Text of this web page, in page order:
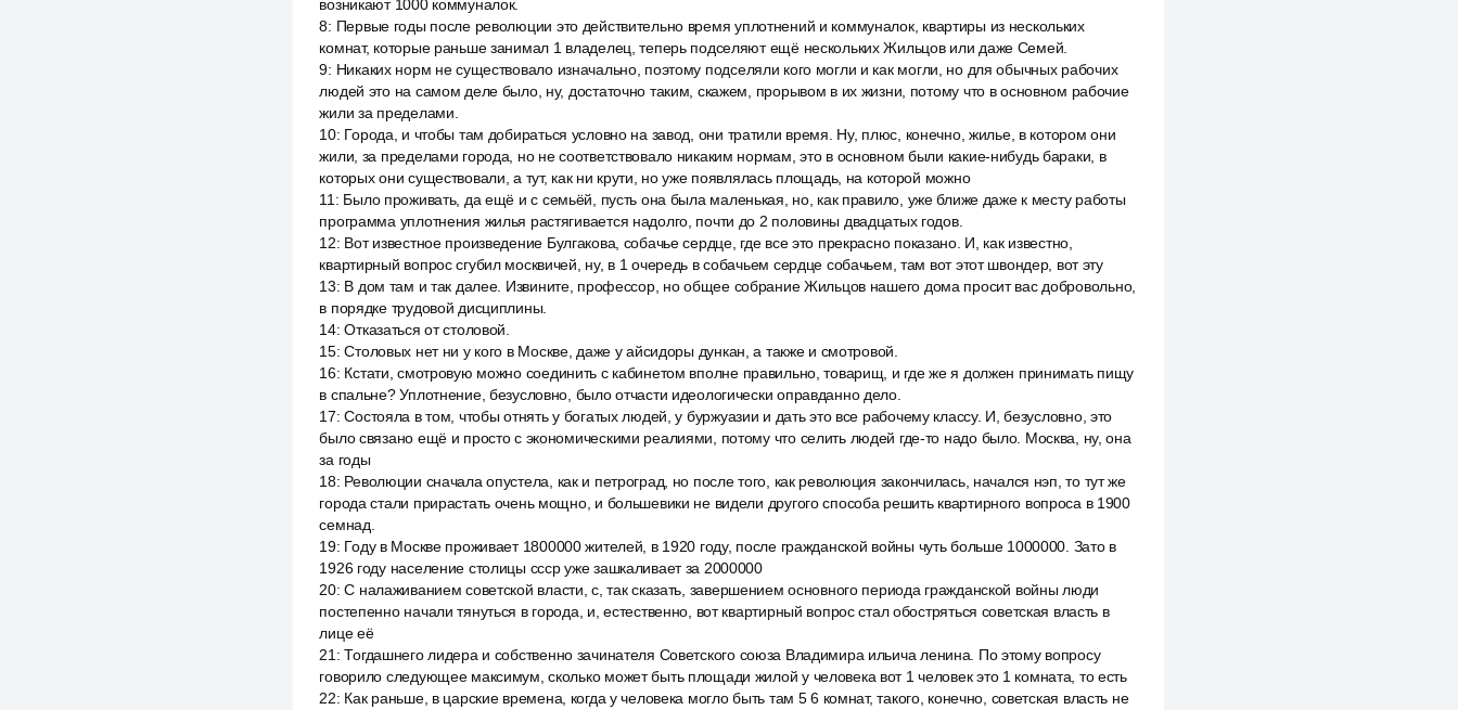
возникают 1000 коммуналок.
8: Первые годы после революции это действительно время уплотнений и коммуналок, квартиры из нескольких
комнат, которые раньше занимал 1 владелец, теперь подселяют ещё нескольких Жильцов или даже Семей.
9: Никаких норм не существовало изначально, поэтому подселяли кого могли и как могли, но для обычных рабочих
людей это на самом деле было, ну, достаточно таким, скажем, прорывом в их жизни, потому что в основном рабочие
жили за пределами.
10: Города, и чтобы там добираться условно на завод, они тратили время. Ну, плюс, конечно, жилье, в котором они
жили, за пределами города, но не соответствовало никаким нормам, это в основном были какие-нибудь бараки, в
которых они существовали, а тут, как ни крути, но уже появлялась площадь, на которой можно
11 : Было проживать, да ещё и с семьёй, пусть она была маленькая, но, как правило, уже ближе даже к месту работы
программа уплотнения жилья растягивается надолго, почти до 2 половины двадцатых годов.
12: Вот известное произведение Булгакова, собачье сердце, где все это прекрасно показано. И, как известно,
квартирный вопрос сгубил москвичей, ну, в 1 очередь в собачьем сердце собачьем, там вот этот швондер, вот эту
13: В дом там и так далее. Извините, профессор, но общее собрание Жильцов нашего дома просит вас добровольно,
в порядке трудовой дисциплины.
14:Отказаться от столовой.
15:Столовых нет ни у кого в Москве, даже у айсидоры дункан, а также и смотровой.
16: Кстати, смотровую можно соединить с кабинетом вполне правильно, товарищ, и где же я должен принимать пищу
в спальне? Уплотнение, безусловно, было отчасти идеологически оправданно дело.
17:Состояла в том, чтобы отнять у богатых людей, у буржуазии и дать это все рабочему классу. И, безусловно, это
было связано ещё и просто с экономическими реалиями, потому что селить людей где-то надо было. Москва, ну, она
за годы
18: Революции сначала опустела, как и петроград, но после того, как революция закончилась, начался нэп, то тут же
города стали прирастать очень мощно, и большевики не видели другого способа решить квартирного вопроса в 1900
семнад.
19: Году в Москве проживает 1800000 жителей, в 1920 году, после гражданской войны чуть больше 1000000. Зато в
1926 году население столицы ссср уже зашкаливает за 2000000
20:С налаживанием советской власти, с, так сказать, завершением основного периода гражданской войны люди
постепенно начали тянуться в города, и, естественно, вот квартирный вопрос стал обостряться советская власть в
лице её
21 :Тогдашнего лидера и собственно зачинателя Советского союза Владимира ильича ленина. По этому вопросу
говорило следующее максимум, сколько может быть площади жилой у человека вот 1 человек это 1 комната, то есть
22: Как раньше, в царские времена, когда у человека могло быть там 5 6 комнат, такого, конечно, советская власть не